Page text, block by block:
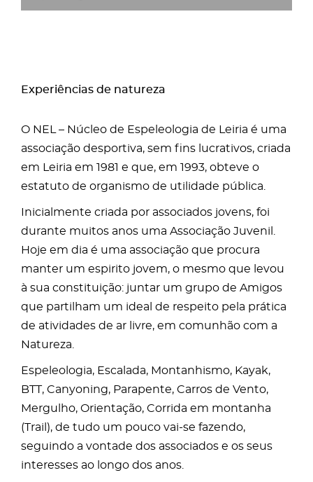
Experiências de natureza
O NEL – Núcleo de Espeleologia de Leiria é uma
associação desportiva, sem fins lucrativos, criada
em Leiria em 1981 e que, em 1993, obteve o
estatuto de organismo de utilidade pública.
Inicialmente criada por associados jovens, foi
durante muitos anos uma Associação Juvenil.
Hoje em dia é uma associação que procura
manter um espirito jovem, o mesmo que levou
à sua constituição: juntar um grupo de Amigos
que partilham um ideal de respeito pela prática
de atividades de ar livre, em comunhão com a
Natureza.
Espeleologia, Escalada, Montanhismo, Kayak,
BTT, Canyoning, Parapente, Carros de Vento,
Mergulho, Orientação, Corrida em montanha
(Trail), de tudo um pouco vai-se fazendo,
seguindo a vontade dos associados e os seus
interesses ao longo dos anos.